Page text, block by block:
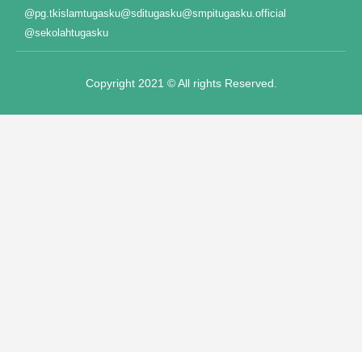
@pg.tkislamtugasku@sditugasku@smpitugasku.official
@sekolahtugasku
Copyright 2021 © All rights Reserved.